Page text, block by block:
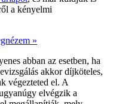
a kényelmi
»
abban az esetben, ha
akkor díjköteles,
végezteted el. A
elvégzik a